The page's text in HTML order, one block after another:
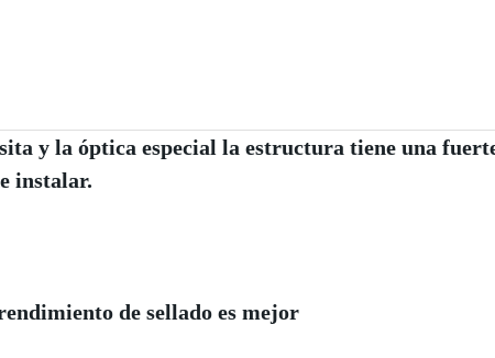
y la óptica especial la estructura tiene una
instalar.
de sellado es mejor